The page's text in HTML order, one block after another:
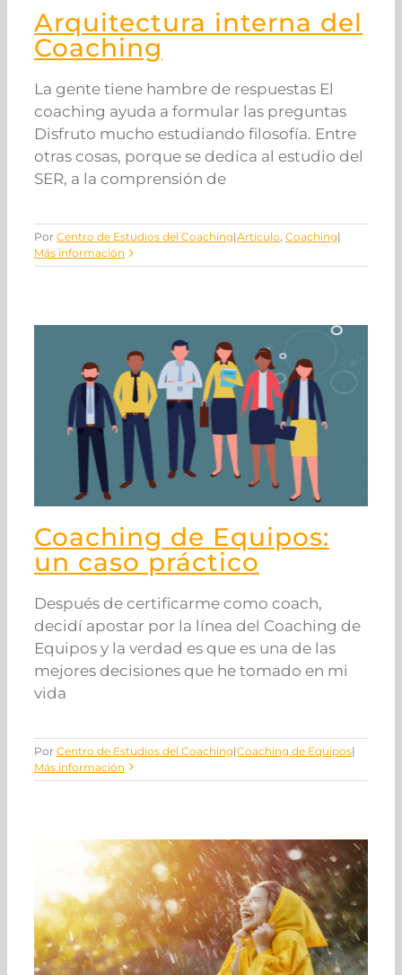
Arquitectura interna del
Coaching
La gente tiene hambre de respuestas El
coaching ayuda a formular las preguntas
Disfruto mucho estudiando filosofía. Entre
otras cosas, porque se dedica al estudio del
SER, a la comprensión de
Por Centro de Estudios del Coaching|Artículo, Coaching|
Más información
Coaching de Equipos:
un caso práctico
Después de certificarme como coach,
decidí apostar por la línea del Coaching de
Equipos y la verdad es que es una de las
mejores decisiones que he tomado en mi
vida
Por Centro de Estudios del Coaching|Coaching de Equipos|
Más información